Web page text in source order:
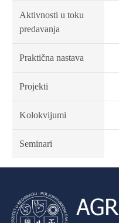
Aktivnosti u toku
predavanja
Praktična nastava
Projekti
Kolokvijumi
Seminari